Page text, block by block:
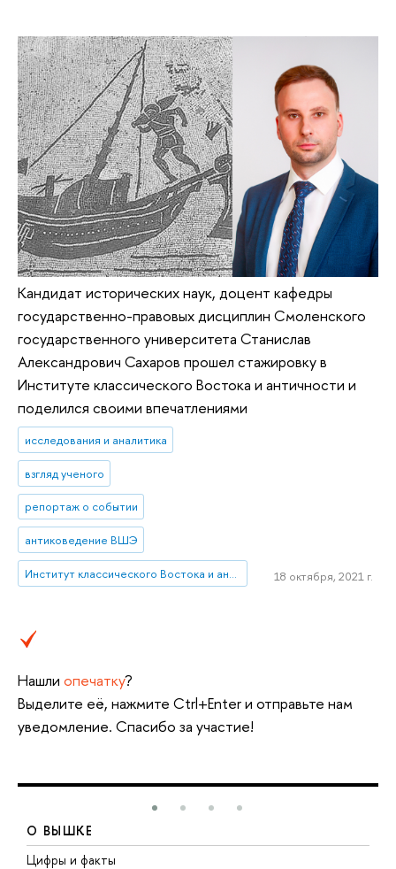
Кандидат исторических наук, доцент кафедры
государственно-правовых дисциплин Смоленского
государственного университета Станислав
Александрович Сахаров прошел стажировку в
Институте классического Востока и античности и
поделился своими впечатлениями
исследования и аналитика
взгляд ученого
репортаж о событии
антиковедение ВШЭ
Институт классического Востока и античности 18 октября, 2021 г.
Нашли опечатку?
Выделите её, нажмите Ctrl+Enter и отправьте нам
уведомление. Спасибо за участие!
О ВЫШКЕ
Цифры и факты